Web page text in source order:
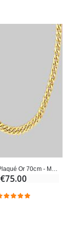
€75.00